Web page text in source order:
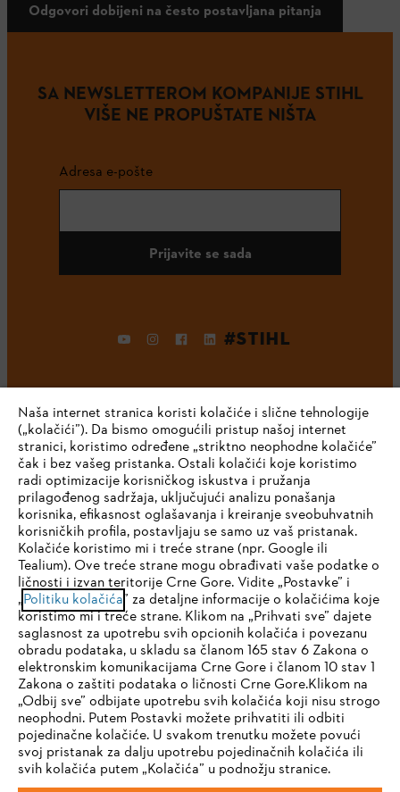
Odgovori dobijeni na često postavljana pitanja
SA NEWSLETTEROM KOMPANIJE STIHL
VIŠE NE PROPUŠTATE NIŠTA
Adresa e-pošte
Prijavite se sada
#STIHL
Kompanija
STIHL FAQ
Servis
Politika privatnosti Pravni osnovi Kolačići
Pravne informacije
IHR BROWSER WIRD NICHT
UNTERSTÜTZT
Sie nutzen einen Browser, den wir noch nicht unterstützen. Für
eine optimale Nutzung unserer Seite empfehlen wir Ihnen, zu
einem der folgenden Browser zu wechseln:
Naša internet stranica koristi kolačiće i slične tehnologije
(„kolačići”). Da bismo omogućili pristup našoj internet
stranici, koristimo određene „striktno neophodne kolačiće”
čak i bez vašeg pristanka. Ostali kolačići koje koristimo
radi optimizacije korisničkog iskustva i pružanja
prilagođenog sadržaja, uključujući analizu ponašanja
korisnika, efikasnost oglašavanja i kreiranje sveobuhvatnih
korisničkih profila, postavljaju se samo uz vaš pristanak.
Kolačiće koristimo mi i treće strane (npr. Google ili
Tealium). Ove treće strane mogu obrađivati vaše podatke o
ličnosti i izvan teritorije Crne Gore. Vidite „Postavke” i
„Politiku kolačića” za detaljne informacije o kolačićima koje
koristimo mi i treće strane. Klikom na „Prihvati sve” dajete
saglasnost za upotrebu svih opcionih kolačića i povezanu
obradu podataka, u skladu sa članom 165 stav 6 Zakona o
elektronskim komunikacijama Crne Gore i članom 10 stav 1
Zakona o zaštiti podataka o ličnosti Crne Gore.Klikom na
„Odbij sve” odbijate upotrebu svih kolačića koji nisu strogo
neophodni. Putem Postavki možete prihvatiti ili odbiti
pojedinačne kolačiće. U svakom trenutku možete povući
svoj pristanak za dalju upotrebu pojedinačnih kolačića ili
svih kolačića putem „Kolačića” u podnožju stranice.